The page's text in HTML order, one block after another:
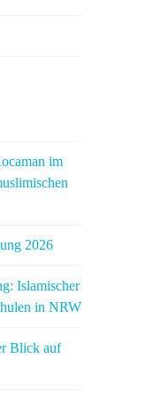
im
2026
Islamischer
in NRW
Blick auf